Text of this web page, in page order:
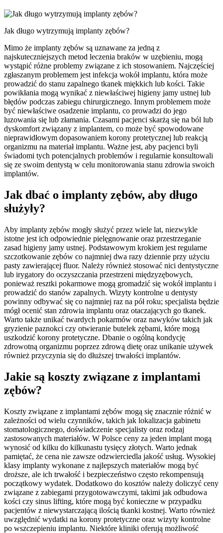
Jak długo wytrzymują implanty zębów?
Mimo że implanty zębów są uznawane za jedną z
najskuteczniejszych metod leczenia braków w uzębieniu, mogą
wystąpić różne problemy związane z ich stosowaniem. Najczęściej
zgłaszanym problemem jest infekcja wokół implantu, która może
prowadzić do stanu zapalnego tkanek miękkich lub kości. Takie
powikłania mogą wynikać z niewłaściwej higieny jamy ustnej lub
błędów podczas zabiegu chirurgicznego. Innym problemem może
być niewłaściwe osadzenie implantu, co prowadzi do jego
luzowania się lub złamania. Czasami pacjenci skarżą się na ból lub
dyskomfort związany z implantem, co może być spowodowane
nieprawidłowym dopasowaniem korony protetycznej lub reakcją
organizmu na materiał implantu. Ważne jest, aby pacjenci byli
świadomi tych potencjalnych problemów i regularnie konsultowali
się ze swoim dentystą w celu monitorowania stanu zdrowia swoich
implantów.
Jak dbać o implanty zębów, aby długo
służyły?
Aby implanty zębów mogły służyć przez wiele lat, niezwykle
istotne jest ich odpowiednie pielęgnowanie oraz przestrzeganie
zasad higieny jamy ustnej. Podstawowym krokiem jest regularne
szczotkowanie zębów co najmniej dwa razy dziennie przy użyciu
pasty zawierającej fluor. Należy również stosować nici dentystyczne
lub irygatory do oczyszczania przestrzeni międzyzębowych,
ponieważ resztki pokarmowe mogą gromadzić się wokół implantu i
prowadzić do stanów zapalnych. Wizyty kontrolne u dentysty
powinny odbywać się co najmniej raz na pół roku; specjalista będzie
mógł ocenić stan zdrowia implantu oraz otaczających go tkanek.
Warto także unikać twardych pokarmów oraz nawyków takich jak
gryzienie paznokci czy otwieranie butelek zębami, które mogą
uszkodzić korony protetyczne. Dbanie o ogólną kondycję
zdrowotną organizmu poprzez zdrową dietę oraz unikanie używek
również przyczynia się do dłuższej trwałości implantów.
Jakie są koszty związane z implantami
zębów?
Koszty związane z implantami zębów mogą się znacznie różnić w
zależności od wielu czynników, takich jak lokalizacja gabinetu
stomatologicznego, doświadczenie specjalisty oraz rodzaj
zastosowanych materiałów. W Polsce ceny za jeden implant mogą
wynosić od kilku do kilkunastu tysięcy złotych. Warto jednak
pamiętać, że cena nie zawsze odzwierciedla jakość usług. Wysokiej
klasy implanty wykonane z najlepszych materiałów mogą być
droższe, ale ich trwałość i bezpieczeństwo często rekompensują
początkowy wydatek. Dodatkowo do kosztów należy doliczyć ceny
związane z zabiegami przygotowawczymi, takimi jak odbudowa
kości czy sinus lifting, które mogą być konieczne w przypadku
pacjentów z niewystarczającą ilością tkanki kostnej. Warto również
uwzględnić wydatki na korony protetyczne oraz wizyty kontrolne
po wszczepieniu implantu. Niektóre kliniki oferują możliwość